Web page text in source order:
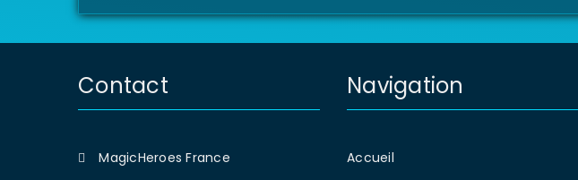
Contact
MagicHeroes France
Navigation
Accueil